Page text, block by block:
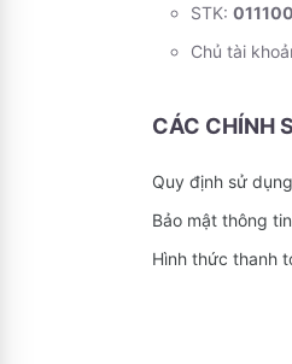
STK:
Chủ tài
CÁC CHÍNH
Quy định sử dụng
Bảo mật thông tin
Hình thức thanh